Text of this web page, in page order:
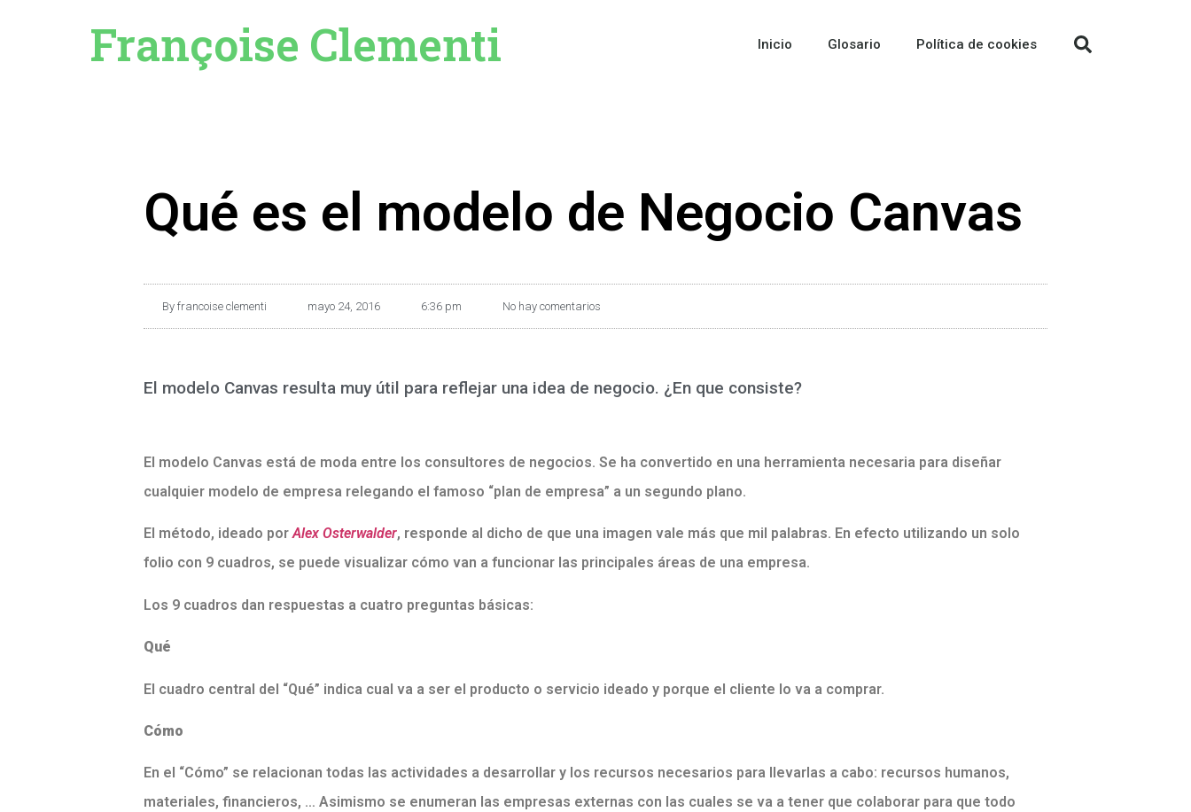
Françoise Clementi Inicio Glosario Política de cookies
Qué es el modelo de Negocio Canvas
By francoise clementi mayo 24, 2016 6:36 pm No hay comentarios
El modelo Canvas resulta muy útil para reflejar una idea de negocio. ¿En que consiste?
El modelo Canvas está de moda entre los consultores de negocios. Se ha convertido en una herramienta necesaria para diseñar
cualquier modelo de empresa relegando el famoso “plan de empresa” a un segundo plano.
El método, ideado porAlex Osterwalder, responde al dicho de que una imagen vale más que mil palabras. En efecto utilizando un solo
folio con 9 cuadros, se puede visualizar cómo van a funcionar las principales áreas de una empresa.
Los 9 cuadros dan respuestas a cuatro preguntas básicas:
Qué
El cuadro central del “Qué” indica cual va a ser el producto o servicio ideado y porque el cliente lo va a comprar.
Cómo
En el “Cómo” se relacionan todas las actividades a desarrollar y los recursos necesarios para llevarlas a cabo: recursos humanos,
materiales, financieros, … Asimismo se enumeran las empresas externas con las cuales se va a tener que colaborar para que todo